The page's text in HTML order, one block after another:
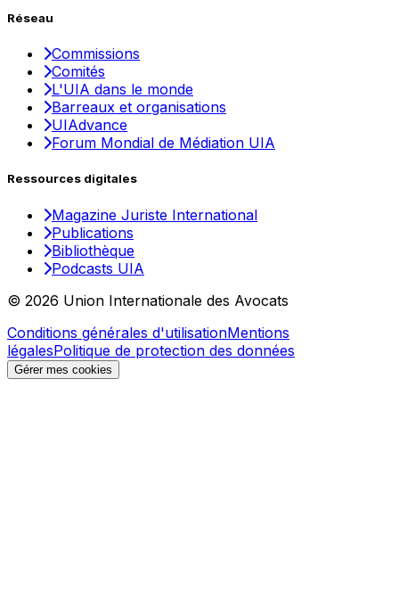
Réseau
Commissions
Comités
L'UIA dans le monde
Barreaux et organisations
UIAdvance
Forum Mondial de Médiation UIA
Ressources digitales
Magazine Juriste International
Publications
Bibliothèque
Podcasts UIA
© 2026 Union Internationale des Avocats
Conditions générales d'utilisationMentions
légalesPolitique de protection des données
Gérer mes cookies